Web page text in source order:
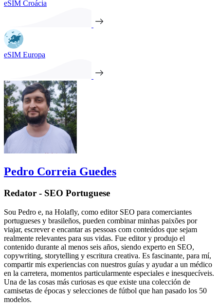
eSIM Croácia
eSIM Europa
Pedro Correia Guedes
Redator - SEO Portuguese
Sou Pedro e, na Holafly, como editor SEO para comerciantes
portugueses y brasileños, pueden combinar minhas paixões por
viajar, escrever e encantar as pessoas com conteúdos que sejam
realmente relevantes para sus vidas. Fue editor y produjo el
contenido durante al menos seis años, siendo experto en SEO,
copywriting, storytelling y escritura creativa. Es fascinante, para mí,
compartir mis experiencias con nuestros guías y ayudar a un médico
en la carretera, momentos particularmente especiales e inesquecíveis.
Una de las cosas más curiosas es que existe una colección de
camisetas de épocas y selecciones de fútbol que han pasado los 50
modelos.